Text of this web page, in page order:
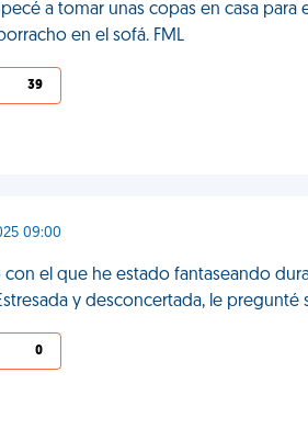
a tomar unas copas en casa
en el sofá. FML
39
09:00
el que he estado fantaseando
y desconcertada, le pregunté
0